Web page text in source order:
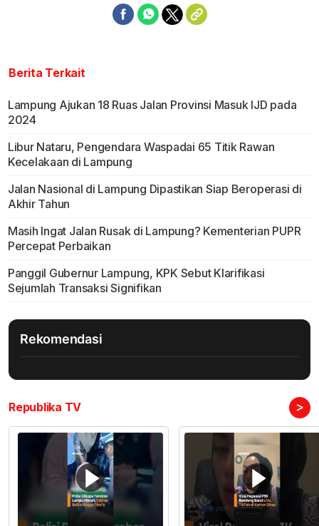
Berita Terkait
Lampung Ajukan 18 Ruas Jalan Provinsi Masuk IJD pada
2024
Libur Nataru, Pengendara Waspadai 65 Titik Rawan
Kecelakaan di Lampung
Jalan Nasional di Lampung Dipastikan Siap Beroperasi di
Akhir Tahun
Masih Ingat Jalan Rusak di Lampung? Kementerian PUPR
Percepat Perbaikan
Panggil Gubernur Lampung, KPK Sebut Klarifikasi
Sejumlah Transaksi Signifikan
Rekomendasi
Republika TV >